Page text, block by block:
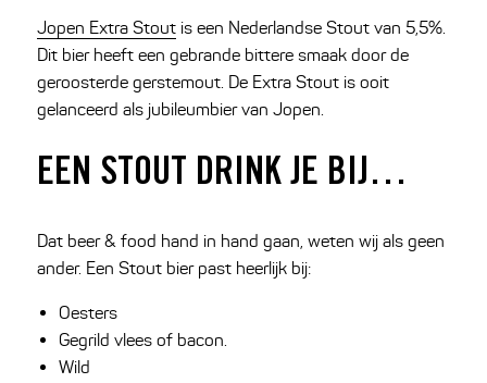
Jopen Extra Stoutis een Nederlandse Stout van 5,5%.
Dit bier heeft een gebrande bittere smaak door de
geroosterde gerstemout. De Extra Stout is ooit
gelanceerd als jubileumbier van Jopen.
EEN STOUT DRINK JE BIJ…
Dat beer & food hand in hand gaan, weten wij als geen
ander. Een Stout bier past heerlijk bij:
Oesters
Gegrild vlees of bacon.
Wild